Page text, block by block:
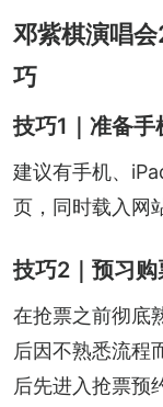
邓紫棋演唱
巧
技巧1｜准备
建议有手机、
页，同时载入网
技巧2｜预习
在抢票之前彻底
后因不熟悉流程
后先进入抢票预